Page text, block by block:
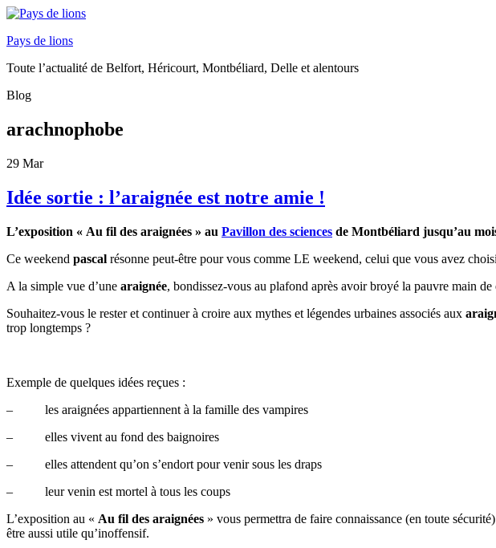
Pays de lions
Toute l’actualité de Belfort, Héricourt, Montbéliard, Delle et alentours
Blog
arachnophobe
29 Mar
Idée sortie : l’araignée est notre amie !
L’exposition « Au fil des araignées » au Pavillon des sciences de Montbéliard jusqu’au
Ce weekend pascal résonne peut-être pour vous comme LE weekend, celui que vous avez
A la simple vue d’une araignée, bondissez-vous au plafond après avoir broyé la pauvre main
Souhaitez-vous le rester et continuer à croire aux mythes et légendes urbaines associés aux
trop longtemps ?
Exemple de quelques idées reçues :
– les araignées appartiennent à la famille des vampires
– elles vivent au fond des baignoires
– elles attendent qu’on s’endort pour venir sous les draps
– leur venin est mortel à tous les coups
L’exposition au « Au fil des araignées » vous permettra de faire connaissance (en toute
être aussi utile qu’inoffensif.